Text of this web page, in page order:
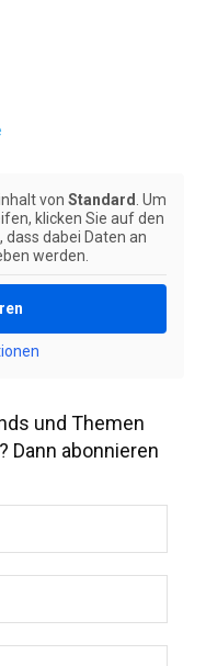
von Standard . Um
klicken Sie auf den
dabei Daten an
werden.
und Themen
Dann abonnieren